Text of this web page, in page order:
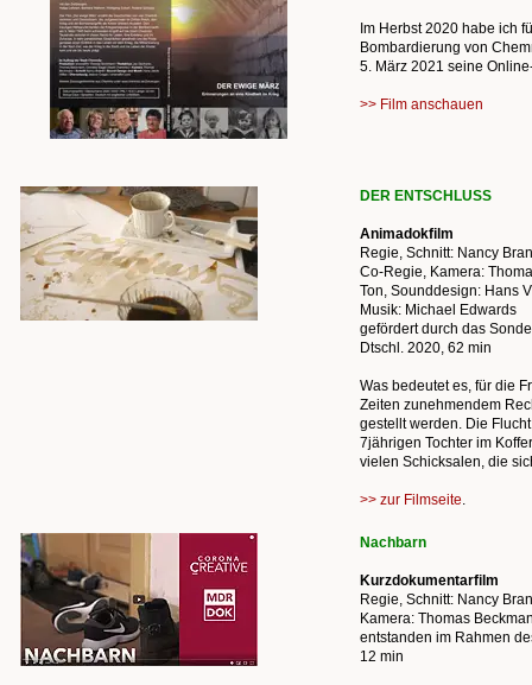
Im Herbst 2020 habe ich
Bombardierung von
5. März 2021 seine
>> Film anschauen
DER ENTSCHLUSS
Animadokfilm
Regie, Schnitt: Nancy
Co-Regie, Kamera:
Ton, Sounddesign: Hans
Musik: Michael Edwards
gefördert durch das
Dtschl. 2020, 62 min
Was bedeutet es, für die
Zeiten zunehmendem
gestellt werden. Die
7jährigen Tochter im
vielen Schicksalen, die
>> zur Filmseite.
Nachbarn
Kurzdokumentarfilm
Regie, Schnitt: Nancy
Kamera: Thomas
entstanden im Rahmen
12 min